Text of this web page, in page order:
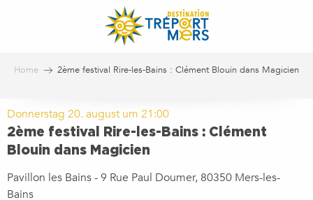
Home 2ème festival Rire-les-Bains : Clément Blouin dans Magicien
Donnerstag 20. august um 21:00
2ème festival Rire-les-Bains : Clément
Blouin dans Magicien
Pavillon les Bains - 9 Rue Paul Doumer, 80350 Mers-les-
Bains